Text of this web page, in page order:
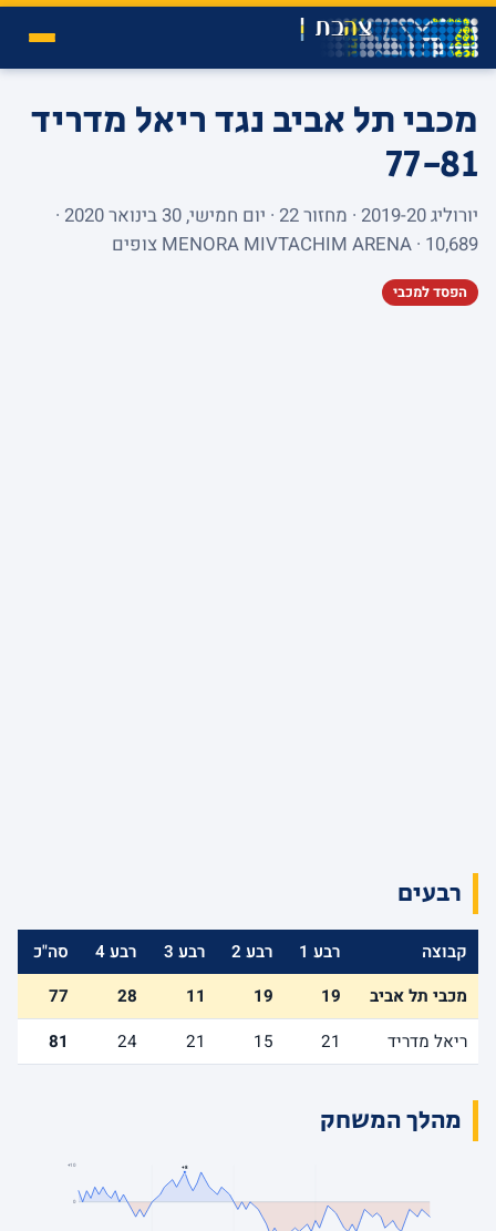
מכבי תל אביב נגד ריאל מדריד
77-81
יורוליג 2019-20 · מחזור 22 · יום חמישי, 30 בינואר 2020 ·
MENORA MIVTACHIM ARENA · 10,689 צופים
הפסד למכבי
רבעים
קבוצה רבע 1 רבע 2 רבע 3 רבע 4
סה"כ
מכבי תל אביב
19
19
11
28
77
ריאל מדריד
21
15
21
24
81
מהלך המשחק
+10
0
+8